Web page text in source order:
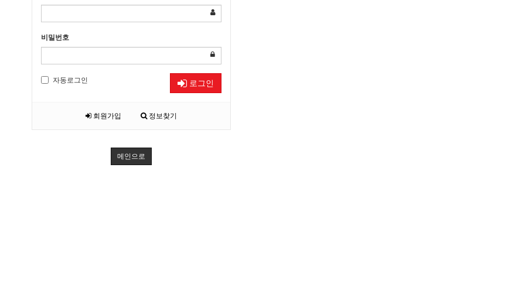
비밀번호
자동로그인 로그인
회원가입 정보찾기
메인으로